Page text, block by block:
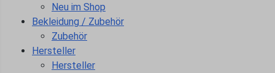
Neu im Shop
Bekleidung / Zubehör
Zubehör
Hersteller
Hersteller